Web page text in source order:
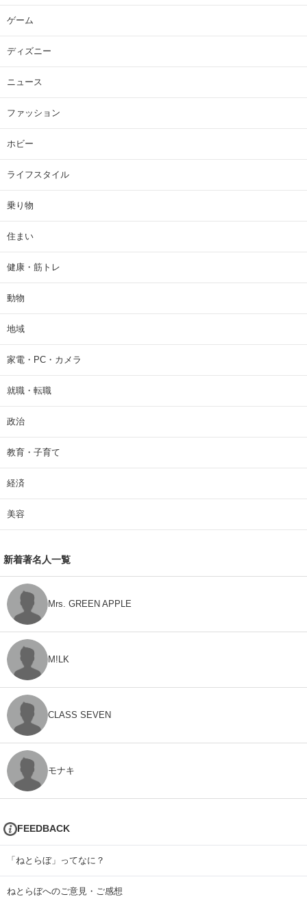
ゲーム
ディズニー
ニュース
ファッション
ホビー
ライフスタイル
乗り物
住まい
健康・筋トレ
動物
地域
家電・PC・カメラ
就職・転職
政治
教育・子育て
経済
美容
新着著名人一覧
Mrs. GREEN APPLE
M!LK
CLASS SEVEN
モナキ
FEEDBACK
「ねとらぼ」ってなに？
ねとらぼへのご意見・ご感想